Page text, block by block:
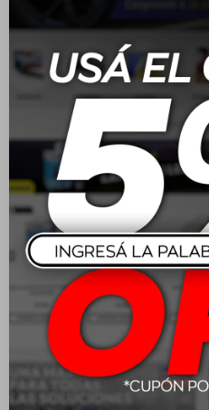
Altura total (H): 92 mm
Filtro de habitáculo
Bloquea casi el 100% de
un aire limpio en el interior y
acondicionado. Ajuste exacto
Medidas:
Largo (A): 252 mm
Ancho (B): 216 mm
Altura (H): 32 mm
Ubicación: Bajo la guantera,
Filtro de combustible
Filtración precisa para
corrosión, con sellado seguro
Medidas:
Diámetro interno 1 (C): 55 mm